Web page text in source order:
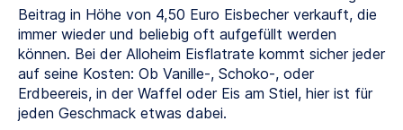
Beitrag in Höhe von 4,50 Euro Eisbecher verkauft, die
immer wieder und beliebig oft aufgefüllt werden
können. Bei der Alloheim Eisflatrate kommt sicher jeder
auf seine Kosten: Ob Vanille-, Schoko-, oder
Erdbeereis, in der Waffel oder Eis am Stiel, hier ist für
jeden Geschmack etwas dabei.